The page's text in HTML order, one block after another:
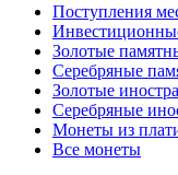
Поступления
Золотые
Серебряные
Золотые
Серебряные
Монеты из
Все монеты